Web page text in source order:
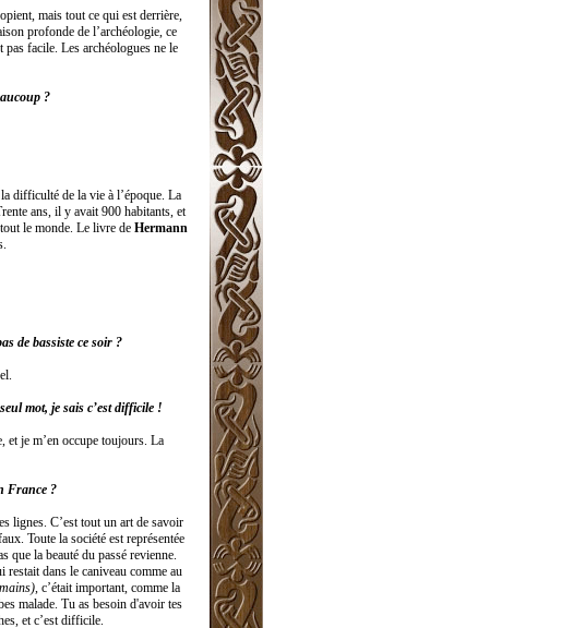
mais tout ce qui est derrière,
profonde de l’archéologie, ce
pas facile. Les archéologues ne le
?
difficulté de la vie à l’époque. La
ans, il y avait 900 habitants, et
le monde. Le livre de Hermann
de bassiste ce soir ?
mot, je sais c’est difficile !
je m’en occupe toujours. La
France ?
lignes. C’est tout un art de savoir
Toute la société est représentée
que la beauté du passé revienne.
dans le caniveau comme au
, c’était important, comme la
malade. Tu as besoin d'avoir tes
et c’est difficile.